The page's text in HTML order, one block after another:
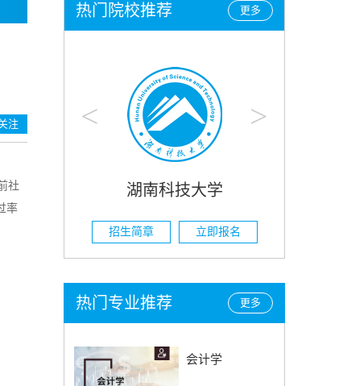
注
社
率
更多
热门院校推荐
< >
大学 湖南农业大学
招生简章 立即报名
更多
热门专业推荐
会计学